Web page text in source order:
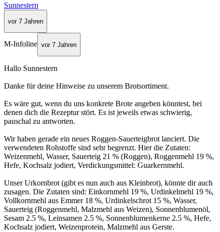
Sunnestern
vor 7 Jahren
M-Infoline vor 7 Jahren
Hallo Sunnestern
Danke für deine Hinweise zu unserem Brotsortiment.
Es wäre gut, wenn du uns konkrete Brote angeben könntest, bei
denen dich die Rezeptur stört. Es ist jeweils etwas schwierig,
pauschal zu antworten.
Wir haben gerade ein neues Roggen-Sauerteigbrot lanciert. Die
verwendeten Rohstoffe sind sehr begrenzt. Hier die Zutaten:
Weizenmehl, Wasser, Sauerteig 21 % (Roggen), Roggenmehl 19 %,
Hefe, Kochsalz jodiert, Verdickungsmittel: Guarkernmehl.
Unser Urkornbrot (gibt es nun auch aus Kleinbrot), könnte dir auch
zusagen. Die Zutaten sind: Einkornmehl 19 %, Urdinkelmehl 19 %,
Vollkornmehl aus Emmer 18 %, Urdinkelschrot 15 %, Wasser,
Sauerteig (Roggenmehl, Malzmehl aus Weizen), Sonnenblumenöl,
Sesam 2.5 %, Leinsamen 2.5 %, Sonnenblumenkerne 2.5 %, Hefe,
Kochsalz jodiert, Weizenprotein, Malzmehl aus Gerste.